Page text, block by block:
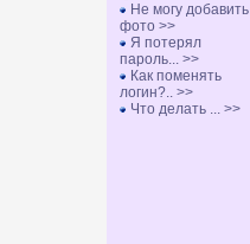
Не могу добавить
фото >>
Я потерял
пароль... >>
Как поменять
логин?.. >>
Что делать ... >>